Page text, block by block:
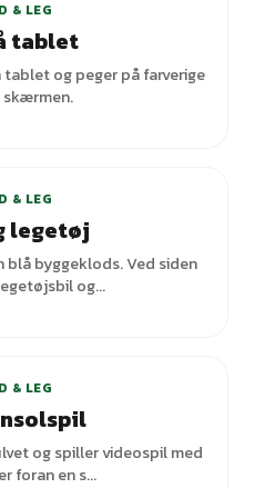
& LEG
tablet
og peger på farverige
& LEG
legetøj
blå byggeklods. Ved siden
og...
& LEG
og spiller videospil med
foran en s...